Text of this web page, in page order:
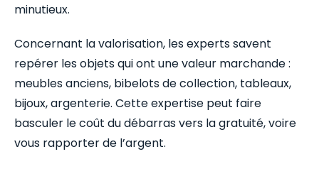
minutieux.
Concernant la valorisation, les experts savent
repérer les objets qui ont une valeur marchande :
meubles anciens, bibelots de collection, tableaux,
bijoux, argenterie. Cette expertise peut faire
basculer le coût du débarras vers la gratuité, voire
vous rapporter de l’argent.